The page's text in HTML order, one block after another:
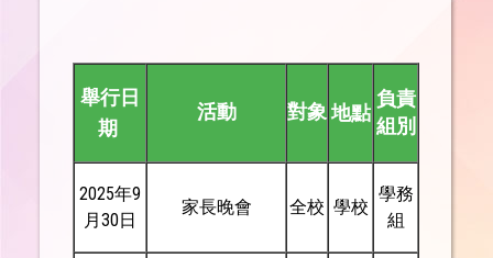
舉行日
期
活動 對象 地點
負責
組別
2025年9
月30日
家長晚會 全校 學校
學務
組